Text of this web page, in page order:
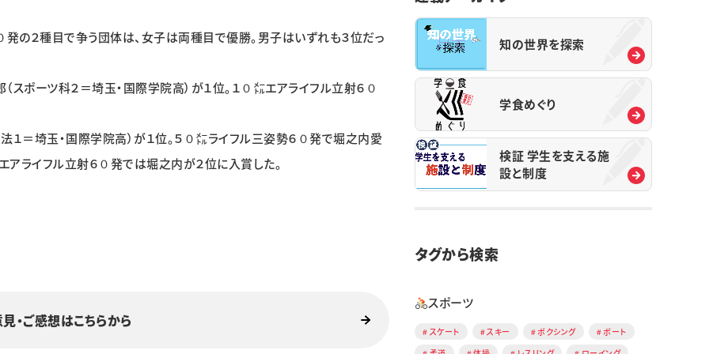
の２種目で争う団体は、女子は両種目で優勝。男子はいずれも３位だっ
ポーツ科２＝埼玉・国際学院高）が１位。１０㍍エアライフル立射６０
＝埼玉・国際学院高）が１位。５０㍍ライフル三姿勢６０発で堀之内愛
アライフル立射６０発では堀之内が２位に入賞した。
・ご感想はこちらから
知の世界を探索
学食めぐり
検証 学生を支える施
設と制度
タグから検索
スポーツ
スケート スキー ボクシング
ボート